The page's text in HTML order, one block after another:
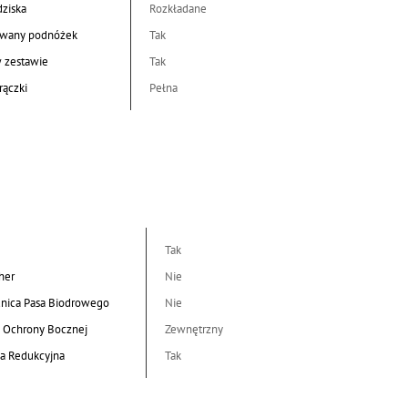
Rozkładane
podnóżek
Tak
zestawie
Tak
Pełna
Tak
Nie
Pasa Biodrowego
Nie
Ochrony Bocznej
Zewnętrzny
Redukcyjna
Tak